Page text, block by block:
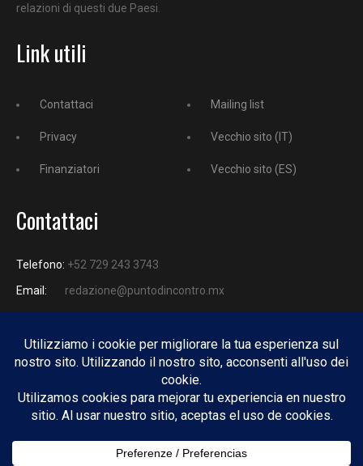
relazioni di questi due Paesi.
Link utili
Contattaci
Privacy
Finanziatori
Mailing list
Vecchio sito (IT)
Vecchio sito (ES)
Contattaci
Telefono: +52 729 243 3743
Email:
redazione@puntodincontro.mx
PUNTODINCONTRO